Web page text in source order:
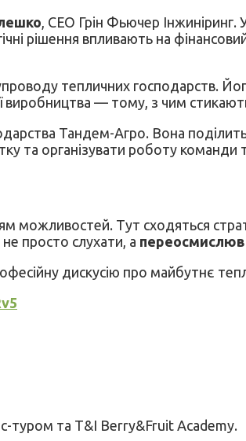
, CEO Грін Фьючер
рішення впливають на
тепличних господарств.
виробництва — тому, з чим
Тандем-Агро. Вона
та організувати роботу
можливостей. Тут сходяться
просто слухати, а
дискусію про майбутнє
туром та T&I Berry&Fruit Academy.